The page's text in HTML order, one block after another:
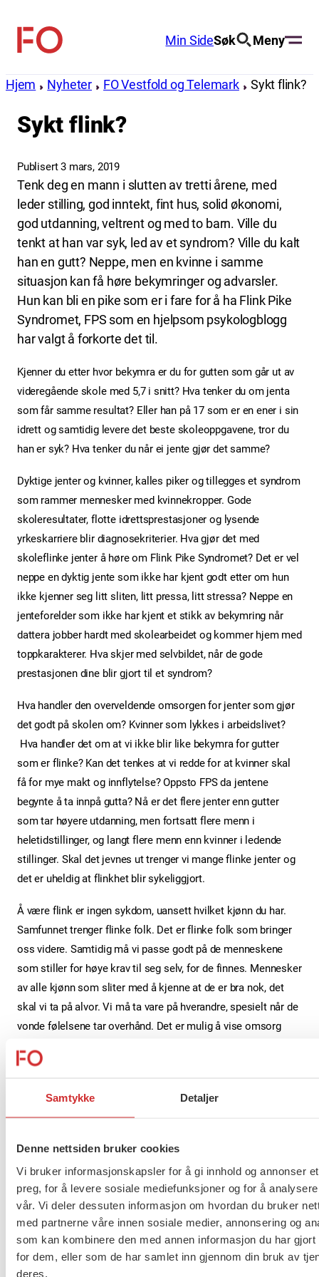
Samtykke Detaljer
Denne nettsiden bruker cookies
Vi bruker informasjonskapsler for å gi innhold og annonser
preg, for å levere sosiale mediefunksjoner og for å
vår. Vi deler dessuten informasjon om hvordan du bruker
med partnerne våre innen sosiale medier, annonsering og
som kan kombinere den med annen informasjon du har gjort
for dem, eller som de har samlet inn gjennom din bruk av
deres.
innhold
FO
Min SideSøk Meny
Hjem Nyheter FO Vestfold og Telemark Sykt flink?
Sykt flink?
Publisert 3 mars, 2019
Tenk deg en mann i slutten av tretti årene, med
leder stilling, god inntekt, fint hus, solid økonomi,
god utdanning, veltrent og med to barn. Ville du
tenkt at han var syk, led av et syndrom? Ville du kalt
han en gutt? Neppe, men en kvinne i samme
situasjon kan få høre bekymringer og advarsler.
Hun kan bli en pike som er i fare for å ha Flink Pike
Syndromet, FPS som en hjelpsom psykologblogg
har valgt å forkorte det til.
Kjenner du etter hvor bekymra er du for gutten som går ut av
videregående skole med 5,7 i snitt? Hva tenker du om jenta
som får samme resultat? Eller han på 17 som er en ener i sin
idrett og samtidig levere det beste skoleoppgavene, tror du
han er syk? Hva tenker du når ei jente gjør det samme?
Dyktige jenter og kvinner, kalles piker og tillegges et syndrom
som rammer mennesker med kvinnekropper. Gode
skoleresultater, flotte idrettsprestasjoner og lysende
yrkeskarriere blir diagnosekriterier. Hva gjør det med
skoleflinke jenter å høre om Flink Pike Syndromet? Det er vel
neppe en dyktig jente som ikke har kjent godt etter om hun
ikke kjenner seg litt sliten, litt pressa, litt stressa? Neppe en
jenteforelder som ikke har kjent et stikk av bekymring når
dattera jobber hardt med skolearbeidet og kommer hjem med
toppkarakterer. Hva skjer med selvbildet, når de gode
prestasjonen dine blir gjort til et syndrom?
Hva handler den overveldende omsorgen for jenter som gjør
det godt på skolen om? Kvinner som lykkes i arbeidslivet?
Hva handler det om at vi ikke blir like bekymra for gutter
som er flinke? Kan det tenkes at vi redde for at kvinner skal
få for mye makt og innflytelse? Oppsto FPS da jentene
begynte å ta innpå gutta? Nå er det flere jenter enn gutter
som tar høyere utdanning, men fortsatt flere menn i
heletidstillinger, og langt flere menn enn kvinner i ledende
stillinger. Skal det jevnes ut trenger vi mange flinke jenter og
det er uheldig at flinkhet blir sykeliggjort.
Å være flink er ingen sykdom, uansett hvilket kjønn du har.
Samfunnet trenger flinke folk. Det er flinke folk som bringer
oss videre. Samtidig må vi passe godt på de menneskene
som stiller for høye krav til seg selv, for de finnes. Mennesker
av alle kjønn som sliter med å kjenne at de er bra nok, det
skal vi ta på alvor. Vi må ta vare på hverandre, spesielt når de
vonde følelsene tar overhånd. Det er mulig å vise omsorg
anledning til for å skrote Flink Pike Syndromet og heie fram
jentene og kvinnene uansett hva de er flinke til. Det er viktig
posisjoner i storsamfunnet og i hjemmene. Ved å heie
hverandre fram og ta vare på hverandre når vi sliter, skaper vi
et likestilt samfunn hvor alle får utvikle seg og har det bra.
Gratulere med kvinnedagen, for likestilling og solidaritet!